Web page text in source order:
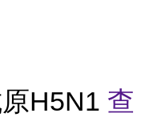
H5N1 查